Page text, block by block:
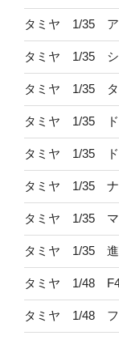
タミヤ 1/35 ア
タミヤ 1/35 シ
タミヤ 1/35 タ
タミヤ 1/35 ド
タミヤ 1/35 ド
タミヤ 1/35 ナ
タミヤ 1/35 マ
タミヤ 1/35 進
タミヤ 1/48
タミヤ 1/48 フ